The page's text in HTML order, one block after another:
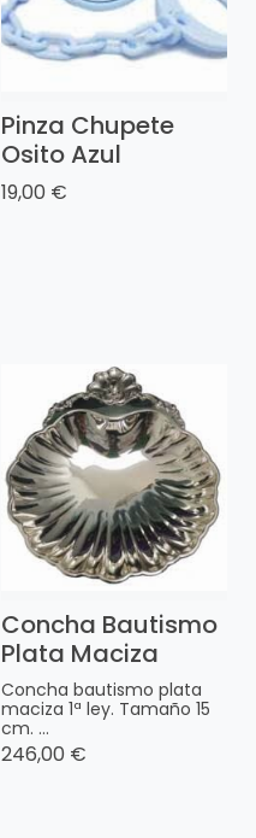
Pinza Chupete
Osito Azul
19,00 €
Concha Bautismo
Plata Maciza
Concha bautismo plata
maciza 1ª ley. Tamaño 15
cm. ...
246,00 €